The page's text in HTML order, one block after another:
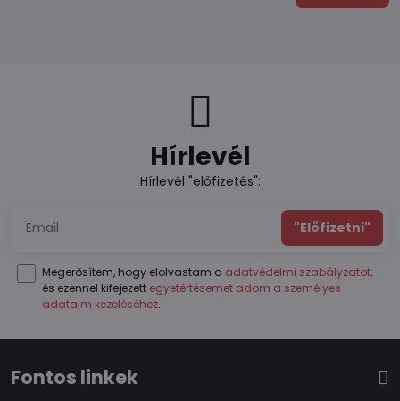
Hírlevél
Hírlevél "előfizetés":
"Előfizetni"
Megerősítem, hogy elolvastam a adatvédelmi szabályzatot,
és ezennel kifejezett egyetértésemet adom a személyes
adataim kezeléséhez.
Fontos linkek